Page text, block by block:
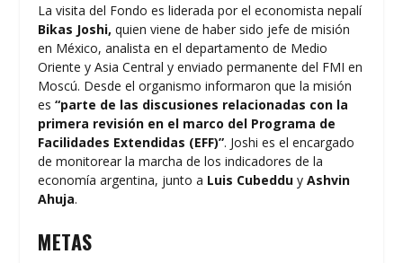
La visita del Fondo es liderada por el economista nepalí
Bikas Joshi,quien viene de haber sido jefe de misión
en México, analista en el departamento de Medio
Oriente y Asia Central y enviado permanente del FMI en
Moscú. Desde el organismo informaron que la misión
es“parte de las discusiones relacionadas con la
primera revisión en el marco del Programa de
Facilidades Extendidas (EFF)”. Joshi es el encargado
de monitorear la marcha de los indicadores de la
economía argentina, junto a Luis CubedduyAshvin
Ahuja.
METAS